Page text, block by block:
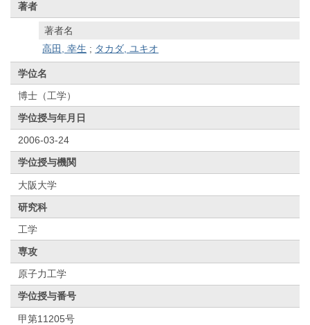
著者
著者名
高田, 幸生 ; タカダ, ユキオ
学位名
博士（工学）
学位授与年月日
2006-03-24
学位授与機関
大阪大学
研究科
工学
専攻
原子力工学
学位授与番号
甲第11205号